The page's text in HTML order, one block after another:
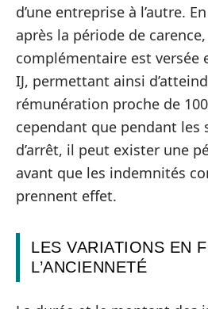
d’une entreprise à l’autre.
après la période de
complémentaire est versée
IJ, permettant ainsi
rémunération proche de
cependant que pendant les
d’arrêt, il peut exister une
avant que les indemnités
prennent effet.
LES VARIATIONS EN
L’ANCIENNETÉ